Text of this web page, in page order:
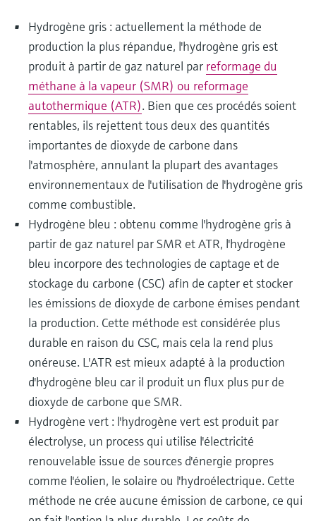
Hydrogène gris : actuellement la méthode de
production la plus répandue, l'hydrogène gris est
produit à partir de gaz naturel par reformage du
méthane à la vapeur (SMR) ou reformage
autothermique (ATR). Bien que ces procédés soient
rentables, ils rejettent tous deux des quantités
importantes de dioxyde de carbone dans
l'atmosphère, annulant la plupart des avantages
environnementaux de l'utilisation de l'hydrogène gris
comme combustible.
Hydrogène bleu : obtenu comme l'hydrogène gris à
partir de gaz naturel par SMR et ATR, l'hydrogène
bleu incorpore des technologies de captage et de
stockage du carbone (CSC) afin de capter et stocker
les émissions de dioxyde de carbone émises pendant
la production. Cette méthode est considérée plus
durable en raison du CSC, mais cela la rend plus
onéreuse. L'ATR est mieux adapté à la production
d'hydrogène bleu car il produit un flux plus pur de
dioxyde de carbone que SMR.
Hydrogène vert : l'hydrogène vert est produit par
électrolyse, un process qui utilise l'électricité
renouvelable issue de sources d'énergie propres
comme l'éolien, le solaire ou l'hydroélectrique. Cette
méthode ne crée aucune émission de carbone, ce qui